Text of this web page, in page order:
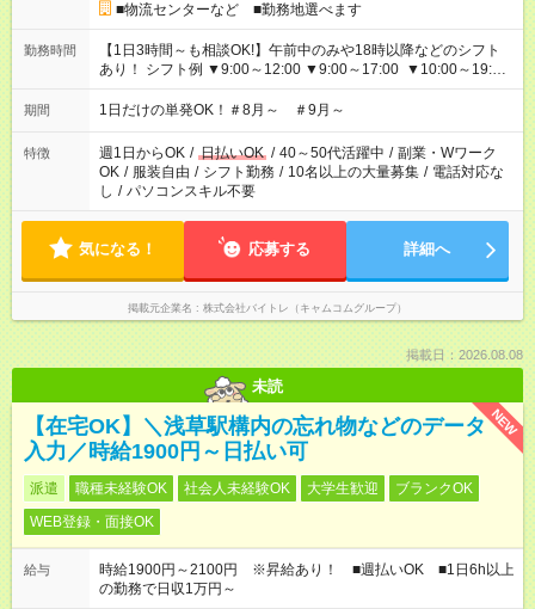
■物流センターなど ■勤務地選べます
勤務時間
【1日3時間～も相談OK!】午前中のみや18時以降などのシフト
あり！ シフト例 ▼9:00～12:00 ▼9:00～17:00 ▼10:00～19:00
▼18:00～21:00
期間 1日だけの単発OK！＃8月～ ＃9月～
特徴 週1日からOK / 日払いOK / 40～50代活躍中 / 副業・Wワーク
OK / 服装自由 / シフト勤務 / 10名以上の大量募集 / 電話対応な
し / パソコンスキル不要
気になる！ 応募する 詳細へ
掲載元企業名 株式会社バイトレ（キャムコムグループ）
掲載日：2026.08.08
未読
NEW
【在宅OK】＼浅草駅構内の忘れ物などのデータ
入力／時給1900円～日払い可
派遣 職種未経験OK 社会人未経験OK 大学生歓迎
ブランクOK
WEB登録・面接OK
給与
時給1900円～2100円 ※昇給あり！ ■週払いOK ■1日6h以上
の勤務で日収1万円～